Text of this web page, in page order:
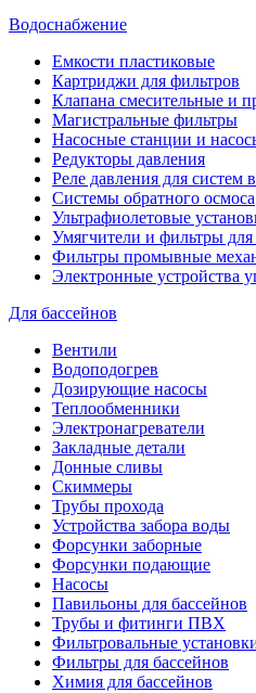
Водоснабжение
Емкости пластиковые
Картриджи для фильтров
Клапана смесительные и
Магистральные фильтры
Насосные станции и
Редукторы давления
Реле давления для систем
Системы обратного осмоса
Ультрафиолетовые
Умягчители и фильтры
Фильтры промывные
Электронные устройства
Для бассейнов
Вентили
Водоподогрев
Дозирующие насосы
Теплообменники
Электронагреватели
Закладные детали
Донные сливы
Скиммеры
Трубы прохода
Устройства забора воды
Форсунки заборные
Форсунки подающие
Насосы
Павильоны для бассейнов
Трубы и фитинги ПВХ
Фильтровальные
Фильтры для бассейнов
Химия для бассейнов